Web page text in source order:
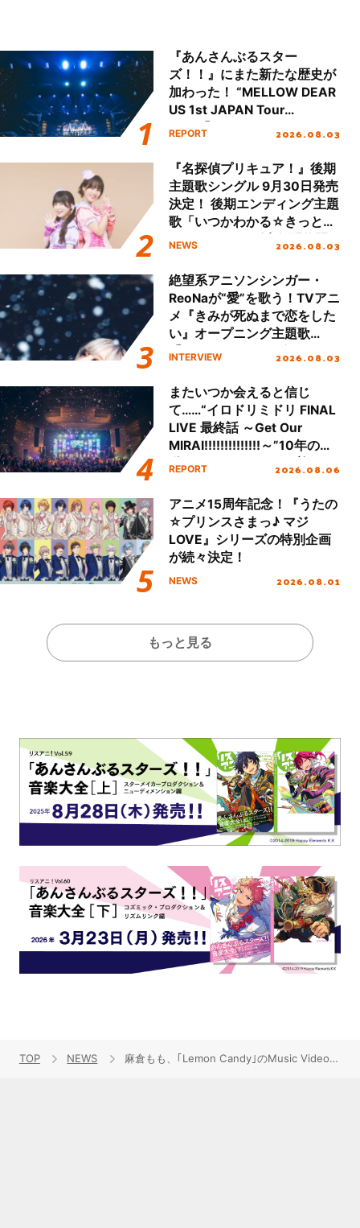
『あんさんぶるスター
ズ！！』にまた新たな歴史が
加わった！ “MELLOW DEAR
US 1st JAPAN Tour
Final「NICE to meet YOU
ート!!
REPORT 2026.08.03
『名探偵プリキュア！』後期
主題歌シングル 9月30日発売
決定！ 後期エンディング主題
歌「いつかわかる☆きっとあ
える」TVサイズ先行配信開
NEWS 2026.08.03
絶望系アニソンシンガー・
ReoNaが“愛”を歌う！TVアニ
メ『きみが死ぬまで恋をした
い』オープニング主題歌
「Amore」インタビュー
INTERVIEW 2026.08.03
またいつか会えると信じ
て……“イロドリミドリ FINAL
LIVE 最終話 ～Get Our
MIRAI!!!!!!!!!!!!!!～”10年の活
動を経てファイナルを迎える
REPORT 2026.08.06
アニメ15周年記念！『うたの
☆プリンスさまっ♪ マジ
LOVE』シリーズの特別企画
が続々決定！
NEWS 2026.08.01
もっと見る
TOP NEWS 麻倉もも、｢Lemon Candy｣のMusic Videoが公開！